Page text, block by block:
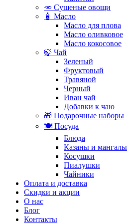
🥕 Сушеные овощи
🧴 Масло
Масло для плова
Масло оливковое
Масло кокосовое
🍃 Чай
Зеленый
Фруктовый
Травяной
Черный
Иван чай
Добавки к чаю
🎁 Подарочные наборы
🍽️ Посуда
Блюда
Казаны и мангалы
Косушки
Пиалушки
Чайники
Оплата и доставка
Скидки и акции
О нас
Блог
Контакты